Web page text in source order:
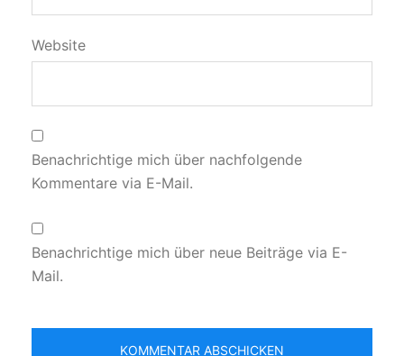
Website
Benachrichtige mich über nachfolgende
Kommentare via E-Mail.
Benachrichtige mich über neue Beiträge via E-
Mail.